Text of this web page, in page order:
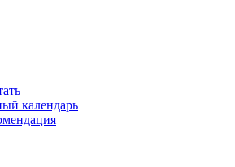
календарь